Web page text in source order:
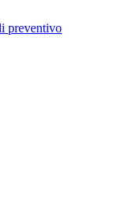
preventivo